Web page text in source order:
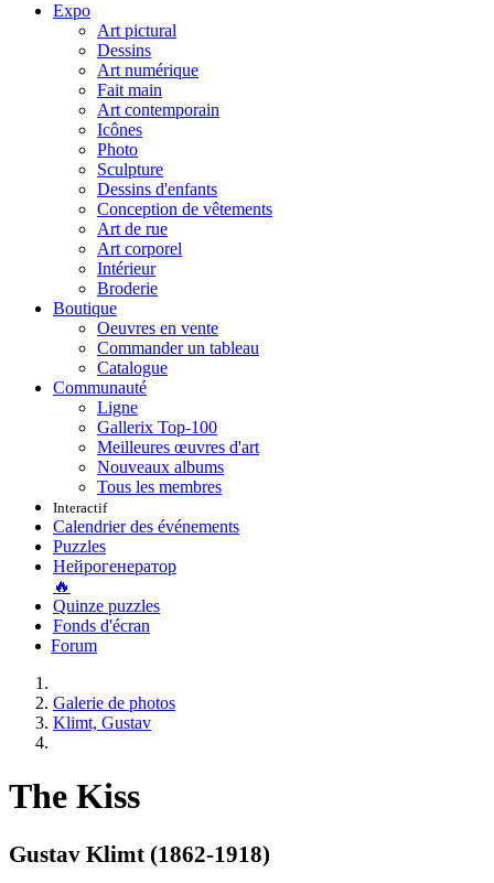
Expo
Art pictural
Dessins
Art numérique
Fait main
Art contemporain
Icônes
Photo
Sculpture
Dessins d'enfants
Conception de vêtements
Art de rue
Art corporel
Intérieur
Broderie
Boutique
Oeuvres en vente
Commander un tableau
Catalogue
Communauté
Ligne
Gallerix Top-100
Meilleures œuvres d'art
Nouveaux albums
Tous les membres
Interactif
Calendrier des événements
Puzzles
Нейрогенератор
🔥
Quinze puzzles
Fonds d'écran
Forum
Galerie de photos
Klimt, Gustav
The Kiss
Gustav Klimt (1862-1918)